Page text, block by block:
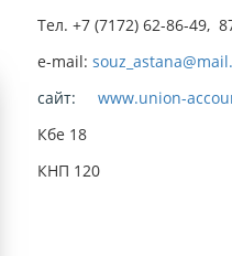
Тел. +7 (7172) 62-86-49,
e-mail:
сайт: www.union-
Кбе 18
КНП 120